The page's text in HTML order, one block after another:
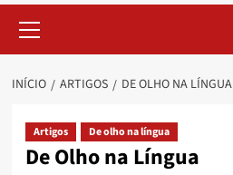
INÍCIO ARTIGOS DE OLHO NA LÍNGUA
Artigos De olho na língua
De Olho na Língua